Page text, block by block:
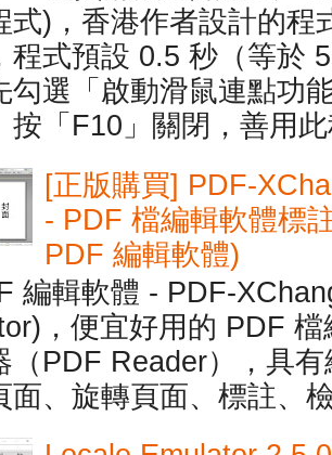
式)，香港作者設計的程
程式預設 0.5 秒（等於
勾選「啟動滑鼠連點功
按「F10」關閉，善用
[正版購買] PDF-
- PDF 檔編輯軟體標
PDF 編輯軟體)
編輯軟體 - PDF-
，便宜好用的 PDF
（PDF Reader），具
面、旋轉頁面、標註、